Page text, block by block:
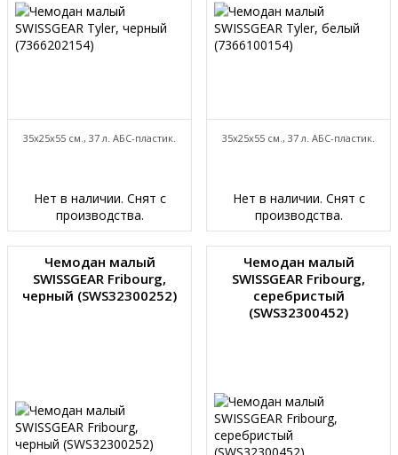
35x25x55 см., 37 л. АБС-пластик.
Нет в наличии. Снят с
производства.
35x25x55 см., 37 л. АБС-пластик.
Нет в наличии. Снят с
производства.
Чемодан малый
SWISSGEAR Fribourg,
черный (SWS32300252)
Чемодан малый
SWISSGEAR Fribourg,
серебристый
(SWS32300452)